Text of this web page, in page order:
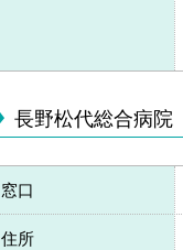
長野松代総合病院
窓口
住所